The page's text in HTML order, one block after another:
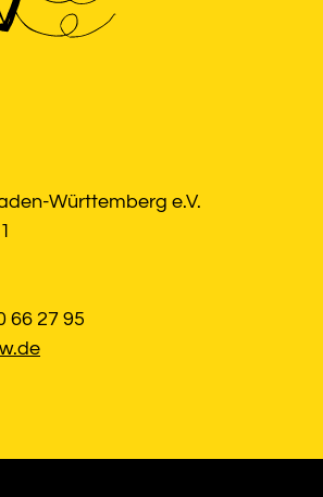
Württemberg e.V.
66 27 95